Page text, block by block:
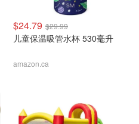
$24.79 $29.99
儿童保温吸管水杯 530毫升
amazon.ca